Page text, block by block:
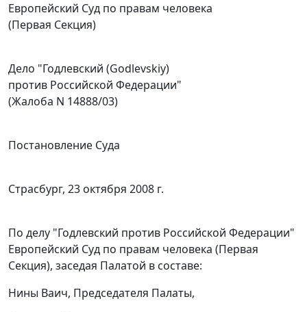
Европейский Суд по правам человека
(Первая Секция)
Дело "Годлевский (Godlevskiy)
против Российской Федерации"
(Жалоба N 14888/03)
Постановление Суда
Страсбург, 23 октября 2008 г.
По делу "Годлевский против Российской Федерации"
Европейский Суд по правам человека (Первая
Секция), заседая Палатой в составе:
Нины Ваич, Председателя Палаты,